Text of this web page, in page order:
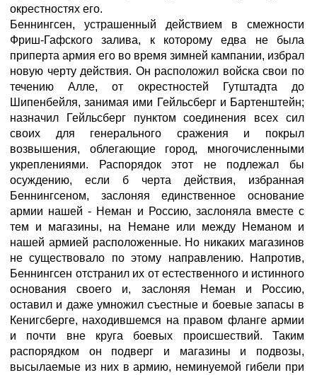
окрестностях его.
Беннингсен, устрашенный действием в смежности
Фриш-Гафского залива, к которому едва не была
приперта армия его во время зимней кампании, избрал
новую черту действия. Он расположил войска свои по
течению Алле, от окрестностей Гутштадта до
Шипенбейля, занимая ими Гейльсберг и Бартенштейн;
назначил Гейльсберг пунктом соединения всех сил
своих для генерального сражения и покрыл
возвышения, облегающие город, многочисленными
укреплениями. Распорядок этот не подлежал бы
осуждению, если б черта действия, избранная
Беннингсеном, заслоняя единственное основание
армии нашей - Неман и Россию, заслоняла вместе с
тем и магазины, на Немане или между Неманом и
нашей армией расположенные. Но никаких магазинов
не существовало по этому направлению. Напротив,
Беннингсен отстранил их от естественного и истинного
основания своего и, заслоняя Неман и Россию,
оставил и даже умножил съестные и боевые запасы в
Кенигсберге, находившемся на правом фланге армии
и почти вне круга боевых происшествий. Таким
распорядком он подверг и магазины и подвозы,
высылаемые из них в армию, неминуемой гибели при